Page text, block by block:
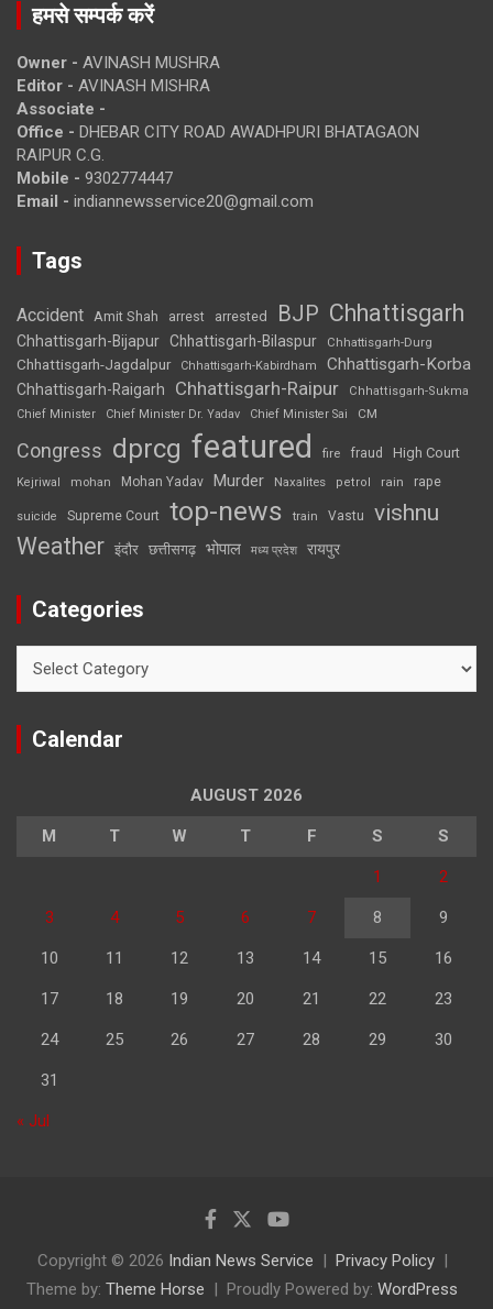
हमसे सम्पर्क करें
Owner - AVINASH MUSHRA
Editor - AVINASH MISHRA
Associate -
Office - DHEBAR CITY ROAD AWADHPURI BHATAGAON
RAIPUR C.G.
Mobile - 9302774447
Email - indiannewsservice20@gmail.com
Tags
Accident Amit Shah arrest arrested BJP Chhattisgarh
Chhattisgarh-Bijapur Chhattisgarh-Bilaspur Chhattisgarh-Durg
Chhattisgarh-Jagdalpur Chhattisgarh-Kabirdham Chhattisgarh-Korba
Chhattisgarh-Raigarh Chhattisgarh-Raipur
Chhattisgarh-Sukma
Chief Minister
Chief Minister Dr. Yadav Chief Minister Sai CM
Congress dprcg featured fire fraud High Court
Kejriwal mohan Mohan Yadav Murder Naxalites petrol rain rape
suicide Supreme Court top-news train Vastu vishnu
Weather इंदौर छत्तीसगढ़ भोपाल मध्य प्रदेश रायपुर
Categories
Calendar
AUGUST 2026
M T W T F S S
1 2
3 4 5 6 7 8 9
10 11 12 13 14 15 16
17 18 19 20 21 22 23
24 25 26 27 28 29 30
31
« Jul
Copyright © 2026 Indian News Service
Privacy Policy
Theme by: Theme Horse Proudly Powered by: WordPress